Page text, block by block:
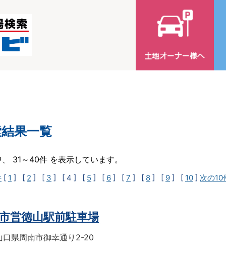
果一覧
31～40件 を表示しています。
[ 1 ] [ 2 ] [ 3 ] [ 4 ] [ 5 ] [ 6 ] [ 7 ] [ 8 ] [ 9 ] [ 10 ] 次の10
営徳山駅前駐車場
口県周南市御幸通り2-20